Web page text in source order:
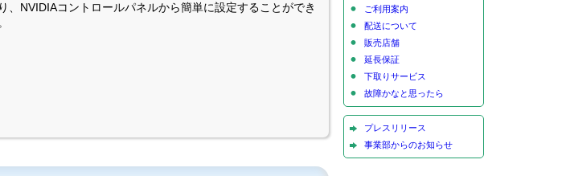
、NVIDIAコントロールパネルから簡単に設定することができ
ご利用案内
配送について
販売店舗
延長保証
下取りサービス
故障かなと思ったら
プレスリリース
事業部からのお知らせ